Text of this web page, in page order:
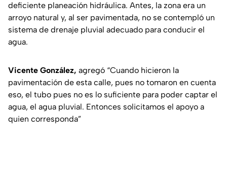
deficiente planeación hidráulica. Antes, la zona era un
arroyo natural y, al ser pavimentada, no se contempló un
sistema de drenaje pluvial adecuado para conducir el
agua.
Vicente González, agregó “Cuando hicieron la
pavimentación de esta calle, pues no tomaron en cuenta
eso, el tubo pues no es lo suficiente para poder captar el
agua, el agua pluvial. Entonces solicitamos el apoyo a
quien corresponda”